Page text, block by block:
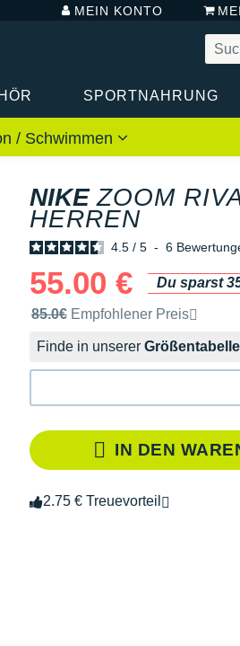
MEIN KONTO
SPORTNAHRUNG
/ Schwimmen
NIKE ZOOM
HERREN
4.5 / 5 - 6
55.00 €
Du sparst
Unverbindliche Preisempfehlung
85.0€ Empfohlener Preis
Finde in unserer Größentabelle
IN DEN
2.75 € Treuevorteil